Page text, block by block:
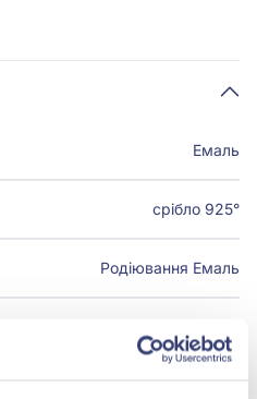
Емаль
срібло 925°
Родіювання Емаль